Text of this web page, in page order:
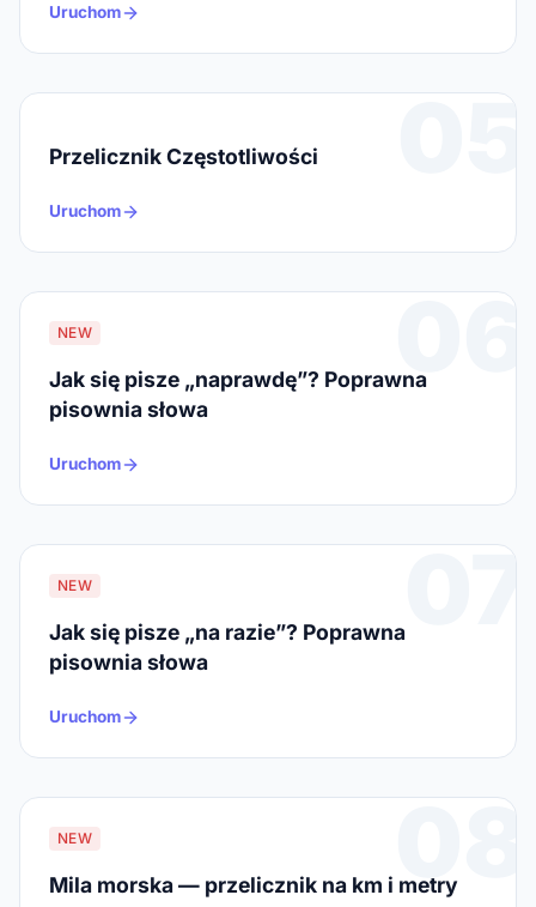
Uruchom
05
Przelicznik Częstotliwości
Uruchom
06
NEW
Jak się pisze „naprawdę”? Poprawna
pisownia słowa
Uruchom
07
NEW
Jak się pisze „na razie”? Poprawna
pisownia słowa
Uruchom
08
NEW
Mila morska — przelicznik na km i metry